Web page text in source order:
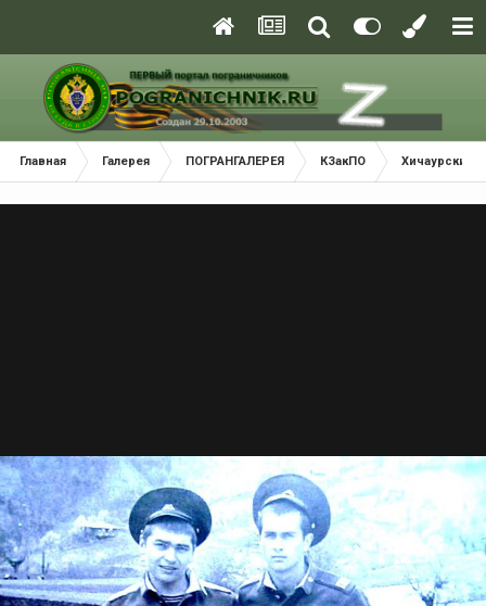
Главная Галерея ПОГРАНГАЛЕРЕЯ КЗакПО Хичаурский